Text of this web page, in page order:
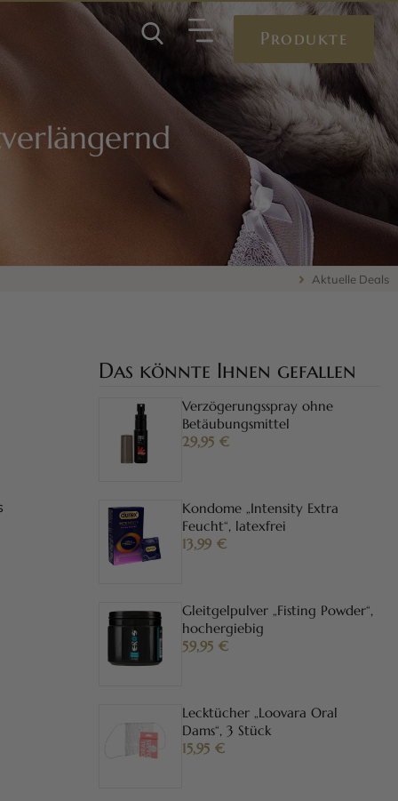
Produkte
Aktuelle Deals
Das könnte Ihnen gefallen
Verzögerungsspray ohne
Betäubungsmittel
29,95€
Kondome „Intensity Extra
Feucht“, latexfrei
13,99€
Gleitgelpulver „Fisting Powder“,
hochergiebig
59,95€
Lecktücher „Loovara Oral
Dams“, 3 Stück
15,95€